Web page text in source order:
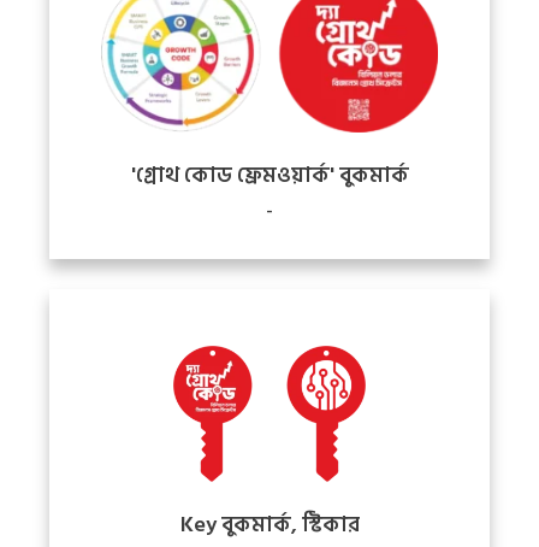
'গ্রোথ কোডফ্রেমওয়ার্ক' বুকমার্ক
-
Key বুকমার্ক, স্টিকার